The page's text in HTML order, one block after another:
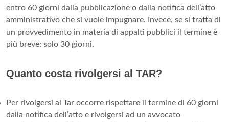
entro 60 giorni dalla pubblicazione o dalla notifica dell’atto
amministrativo che si vuole impugnare. Invece, se si tratta di
un provvedimento in materia di appalti pubblici il termine è
più breve: solo 30 giorni.
Quanto costa rivolgersi al TAR?
Per rivolgersi al Tar occorre rispettare il termine di 60 giorni
dalla notifica dell’atto e rivolgersi ad un avvocato